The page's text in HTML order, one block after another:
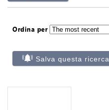
Ordina per
Salva questa ricerca